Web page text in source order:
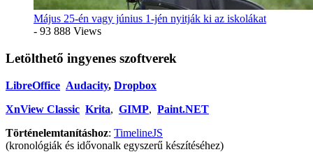
Május 25-én vagy június 1-jén nyitják ki az iskolákat
- 93 888 Views
Letölthető ingyenes szoftverek
LibreOffice Audacity, Dropbox
XnView Classic Krita, GIMP, Paint.NET
Történelemtanításhoz: TimelineJS
(kronológiák és idővonalk egyszerű készítéséhez)